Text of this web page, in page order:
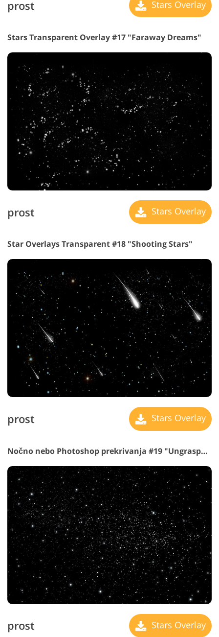
prost Stars Overlay
Stars Transparent Overlay #17 "Faraway Dreams"
prost Stars Overlay
Star Overlays Transparent #18 "Shooting Stars"
prost Stars Overlay
Nočno nebo Photoshop prekrivanja #19 "Ungraspable"
prost Stars Overlay